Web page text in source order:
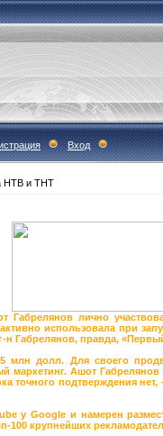
Вход
НТВ и ТНТ
Габрелянов лично
использовала при
Габрелянов, правда,
млн долл. Для своего
маркетинг. Ашот
точного подтверждения
у Google и намерен
100 крупнейших